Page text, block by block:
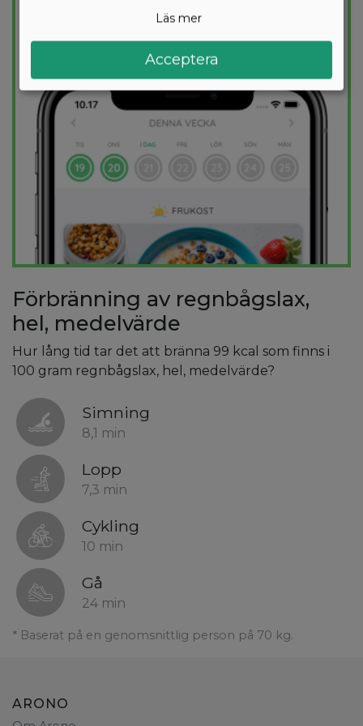
PROVAGRATIS
Förbränning av regnbågslax,
hel, medelvärde
Hur lång tid tar det att bränna 99 kcal som finns i
100 gram regnbågslax, hel, medelvärde?
Simning
8,1 min
Lopp
7,3 min
Cykling
10 min
Gå
24 min
* Baserat på en genomsnittlig person på 70 kg.
ARONO
Läs mer
Acceptera